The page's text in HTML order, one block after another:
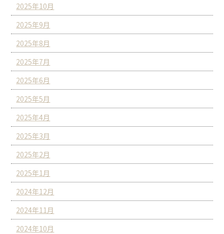
2025年10月
2025年9月
2025年8月
2025年7月
2025年6月
2025年5月
2025年4月
2025年3月
2025年2月
2025年1月
2024年12月
2024年11月
2024年10月